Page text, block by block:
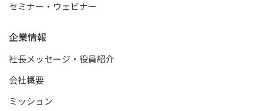
セミナー・ウェビナー
企業情報
社長メッセージ・役員紹介
会社概要
ミッション